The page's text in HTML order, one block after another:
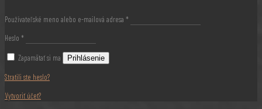
Používateľské meno alebo e-mailová adresa *
Heslo *
Zapamätať si ma Prihlásenie
Stratili ste heslo?
Vytvoriť účet?